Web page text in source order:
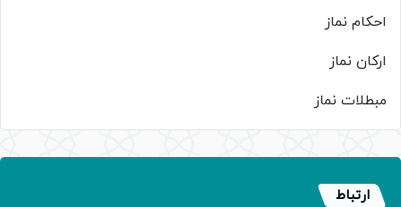
احکام نماز
ارکان نماز
مبطلات نماز
ارتباط